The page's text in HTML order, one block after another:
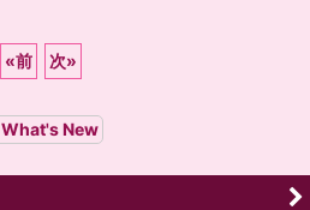
«前 次»
What's New